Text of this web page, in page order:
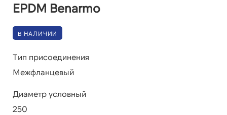
EPDM Benarmo
В НАЛИЧИИ
Тип присоединения
Межфланцевый
Диаметр условный
250